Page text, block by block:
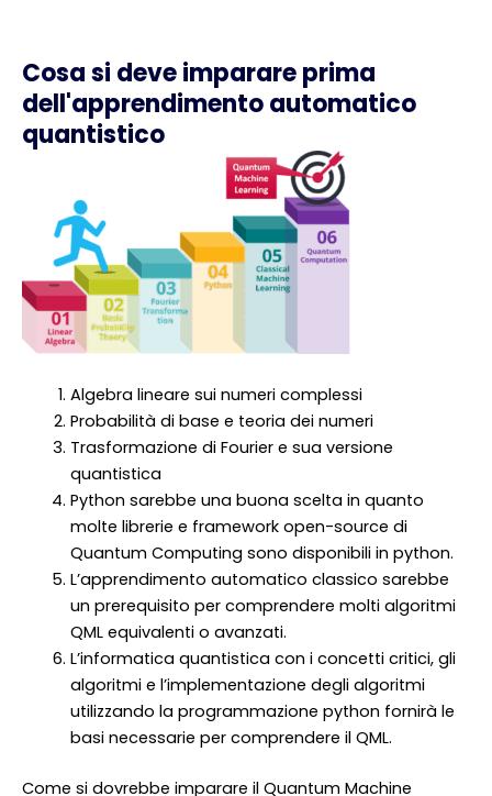
Cosa si deve imparare prima
dell'apprendimento automatico
quantistico
Algebra lineare sui numeri complessi
Probabilità di base e teoria dei numeri
Trasformazione di Fourier e sua versione
quantistica
Python sarebbe una buona scelta in quanto
molte librerie e framework open-source di
Quantum Computing sono disponibili in python.
L’apprendimento automatico classico sarebbe
un prerequisito per comprendere molti algoritmi
QML equivalenti o avanzati.
L’informatica quantistica con i concetti critici, gli
algoritmi e l’implementazione degli algoritmi
utilizzando la programmazione python fornirà le
basi necessarie per comprendere il QML.
Come si dovrebbe imparare il Quantum Machine